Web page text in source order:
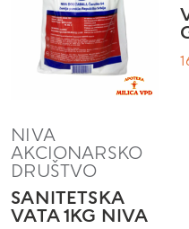
NIVA
AKCIONARSKO
DRUŠTVO
SANITETSKA
VATA 1KG NIVA